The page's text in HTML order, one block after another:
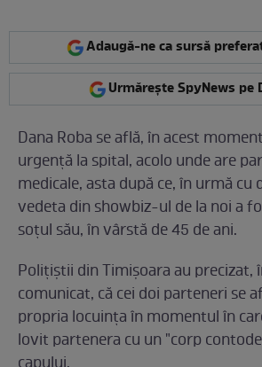
Adaugă-ne ca sursă
Urmărește SpyNews pe
Dana Roba se află, în acest
urgență la spital, acolo unde are
medicale, asta după ce, în urmă cu
vedeta din showbiz-ul de la noi a
soțul său, în vârstă de 45 de ani.
Polițiștii din Timișoara au precizat,
comunicat, că cei doi parteneri se
propria locuința în momentul în
lovit partenera cu un "corp